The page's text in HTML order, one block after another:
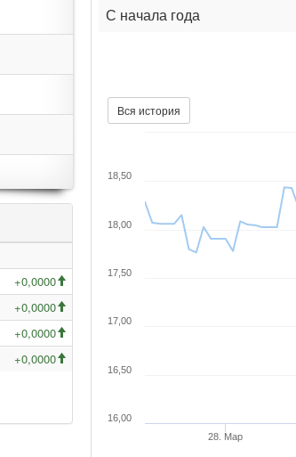
+0,0000
+0,0000
+0,0000
+0,0000
С начала года
Вся история
28. Мар
16,00
16,50
17,00
17,50
18,00
18,50